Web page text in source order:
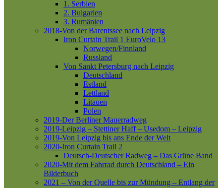
1. Serbien
2. Bulgarien
3. Rumänien
2018-Von der Barentssee nach Leipzig
Iron Curtain Trail 1 EuroVelo 13
Norwegen/Finnland
Russland
Von Sankt Petersburg nach Leipzig
Deutschland
Estland
Lettland
Litauen
Polen
2019-Der Berliner Mauerradweg
2019-Leipzig – Stettiner Haff – Usedom – Leipzig
2019-Von Leipzig bis ans Ende der Welt
2020-Iron Curtain Trail 2
Deutsch-Deutscher Radweg – Das Grüne Band
2020-Mit dem Fahrrad durch Deutschland – Ein
Bilderbuch
2021 – Von der Quelle bis zur Mündung – Entlang der